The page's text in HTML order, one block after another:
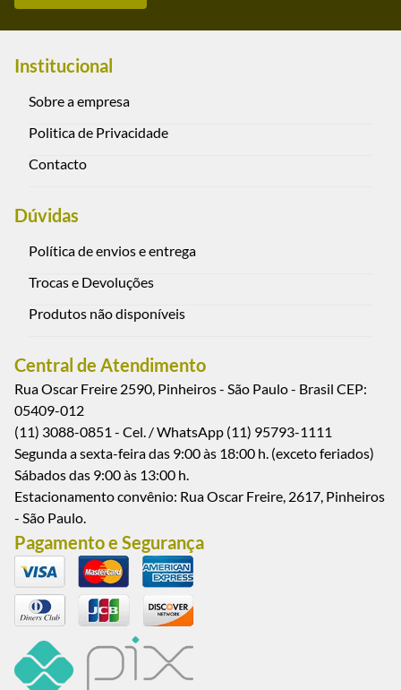
Institucional
Sobre a empresa
Politica de Privacidade
Contacto
Dúvidas
Política de envios e entrega
Trocas e Devoluções
Produtos não disponíveis
Central de Atendimento
Rua Oscar Freire 2590, Pinheiros - São Paulo - Brasil CEP:
05409-012
(11) 3088-0851 - Cel. / WhatsApp (11) 95793-1111
Segunda a sexta-feira das 9:00 às 18:00 h. (exceto feriados)
Sábados das 9:00 às 13:00 h.
Estacionamento convênio: Rua Oscar Freire, 2617, Pinheiros
- São Paulo.
Pagamento e Segurança